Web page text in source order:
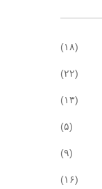
(۱۸)
(۲۲)
(۱۳)
(۵)
(۹)
(۱۶)